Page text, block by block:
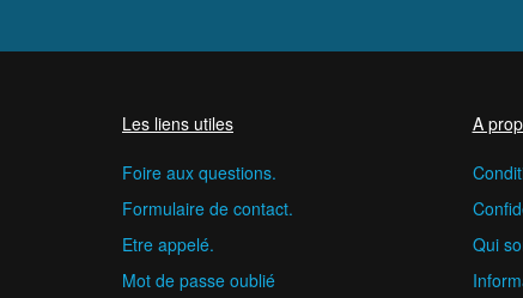
Les liens utiles
Foire aux questions.
Formulaire de contact.
Etre appelé.
Mot de passe oublié
A
Qui